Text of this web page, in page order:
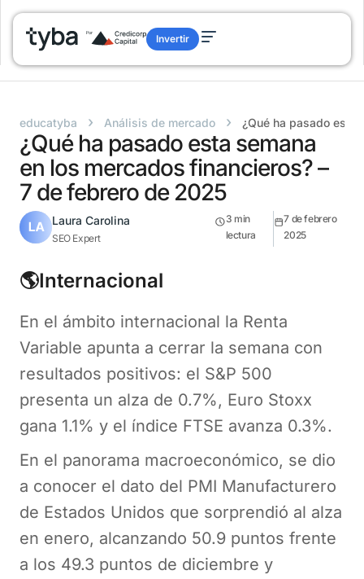
Invertir
educatyba › Análisis de mercado › ¿Qué ha pasado esta
¿Qué ha pasado esta semana
en los mercados financieros? –
7 de febrero de 2025
Laura Carolina
SEO Expert
3 min
lectura
7 de febrero
2025
🌎Internacional
En el ámbito internacional la Renta
Variable apunta a cerrar la semana con
resultados positivos: el S&P 500
presenta un alza de 0.7%, Euro Stoxx
gana 1.1% y el índice FTSE avanza 0.3%.
En el panorama macroeconómico, se dio
a conocer el dato del PMI Manufacturero
de Estados Unidos que sorprendió al alza
en enero, alcanzando 50.9 puntos frente
a los 49.3 puntos de diciembre y